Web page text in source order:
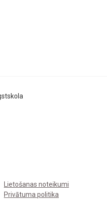
Lietošanas noteikumi
Privātuma politika